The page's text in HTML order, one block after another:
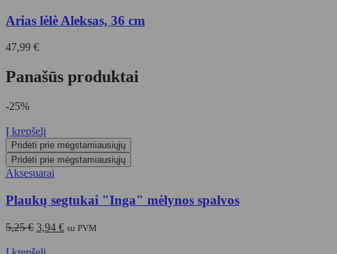
Arias lėlė Aleksas, 36 cm
47,99 €
Panašūs produktai
-25%
Į krepšelį
Pridėti prie mėgstamiausiųjų
Pridėti prie mėgstamiausiųjų
Aksesuarai
Plaukų segtukai "Inga" mėlynos spalvos
5,25€ Original
was:
3,94 €Current
su PVM